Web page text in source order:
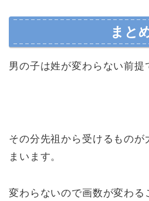
まと
男の子は姓が変わらない前提
その分先祖から受けるものが
まいます。
変わらないので画数が変わる